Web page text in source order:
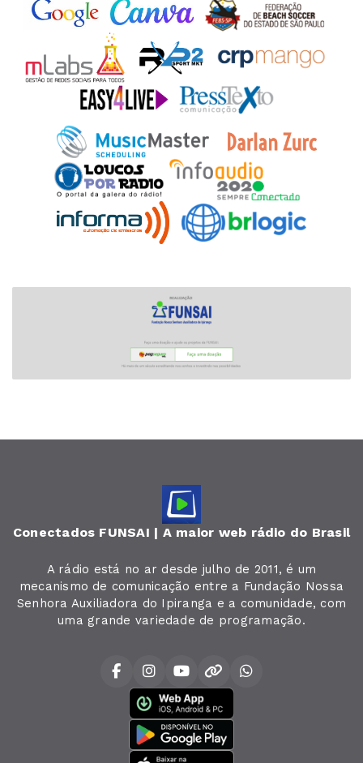
Conectados FUNSAI | A maior web rádio do Brasil
A rádio está no ar desde julho de 2011, é um
mecanismo de comunicação entre a Fundação Nossa
Senhora Auxiliadora do Ipiranga e a comunidade, com
uma grande variedade de programação.